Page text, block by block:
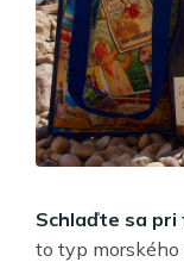
Schlaďte sa pri
to typ morského